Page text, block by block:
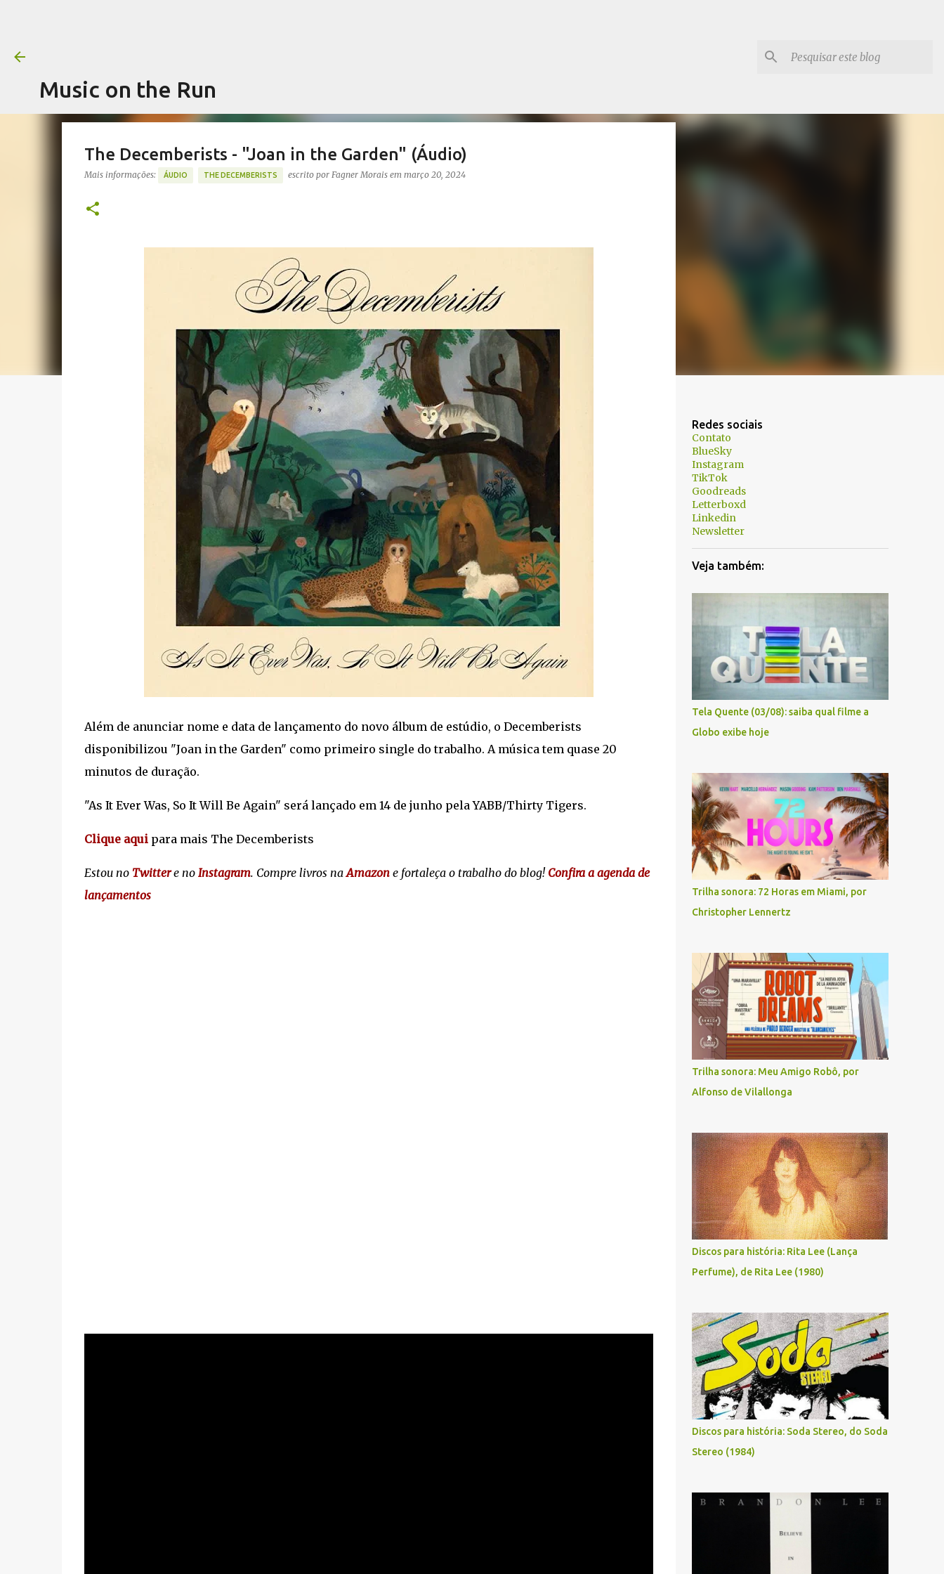
Music on the Run
The Decemberists - "Joan in the Garden" (Áudio)
Mais informações: ÁUDIO THE DECEMBERISTS escrito por Fagner Morais em março 20, 2024
Além de anunciar nome e data de lançamento do novo álbum de estúdio, o Decemberists
disponibilizou "Joan in the Garden" como primeiro single do trabalho. A música tem quase 20
minutos de duração.
"As It Ever Was, So It Will Be Again" será lançado em 14 de junho pela YABB/Thirty Tigers.
Clique aquipara mais The Decemberists
Estou no Twittere no Instagram. Compre livros naAmazone fortaleça o trabalho do blog! Confira a agenda de
lançamentos
Redes sociais
Contato
BlueSky
Instagram
TikTok
Goodreads
Letterboxd
Linkedin
Newsletter
Veja também:
Tela Quente (03/08): saiba qual filme a
Globo exibe hoje
Trilha sonora: 72 Horas em Miami, por
Christopher Lennertz
Trilha sonora: Meu Amigo Robô, por
Alfonso de Vilallonga
Discos para história: Rita Lee (Lança
Perfume), de Rita Lee (1980)
Discos para história: Soda Stereo, do Soda
Stereo (1984)